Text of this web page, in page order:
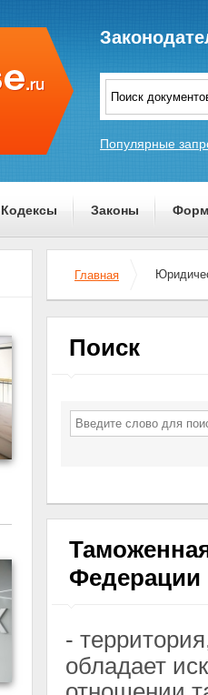
Популярные
Кодексы Законы
Главная
Поиск
Федерации
-
обладает